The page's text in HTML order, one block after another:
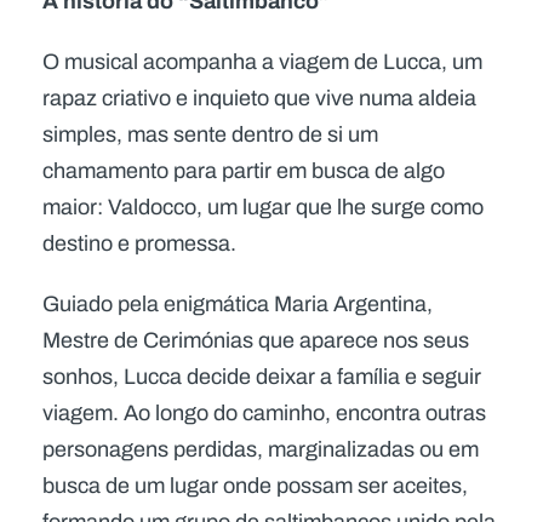
O musical acompanha a viagem de Lucca, um
rapaz criativo e inquieto que vive numa aldeia
simples, mas sente dentro de si um
chamamento para partir em busca de algo
maior: Valdocco, um lugar que lhe surge como
destino e promessa.
Guiado pela enigmática Maria Argentina,
Mestre de Cerimónias que aparece nos seus
sonhos, Lucca decide deixar a família e seguir
viagem. Ao longo do caminho, encontra outras
personagens perdidas, marginalizadas ou em
busca de um lugar onde possam ser aceites,